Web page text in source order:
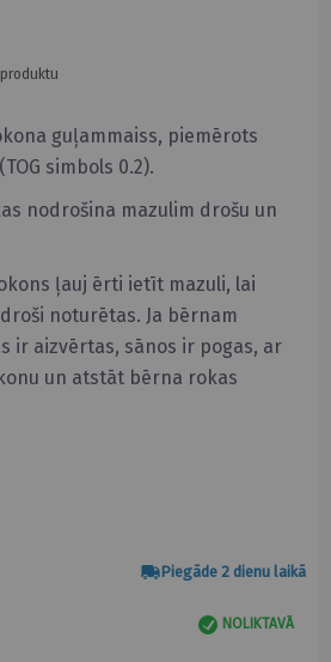
guļammaiss, piemērots
simbols 0.2).
nodrošina mazulim drošu un
ļauj ērti ietīt mazuli, lai
noturētas. Ja bērnam
ir aizvērtas, sānos ir pogas, ar
un atstāt bērna rokas
Piegāde 2 dienu laikā
NOLIKTAVĀ